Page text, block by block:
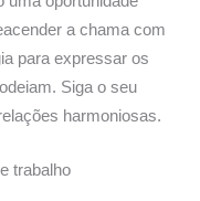
a chama com
para expressar os
Siga o seu
harmoniosas.
trabalho